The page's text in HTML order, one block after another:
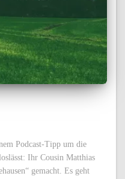
Podcast-Tipp um die
Ihr Cousin Matthias
gemacht. Es geht